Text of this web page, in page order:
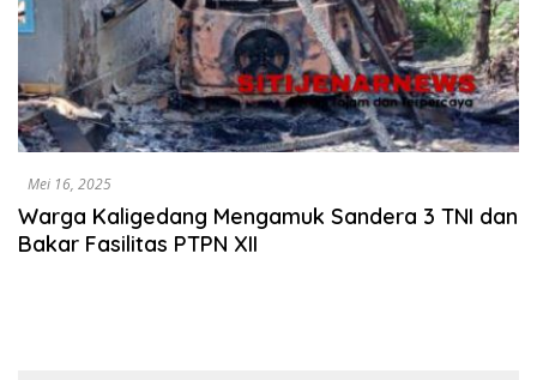
Mei 16, 2025
Warga Kaligedang Mengamuk Sandera 3 TNI dan
Bakar Fasilitas PTPN XII